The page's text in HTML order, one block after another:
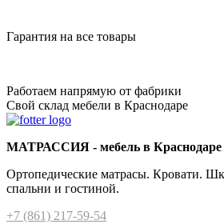
Гарантия на все товары
Работаем напрямую от фабрики
Свой склад мебели в Краснодаре
МАТРАССИЯ - мебель в Краснодаре
Ортопедические матрасы. Кровати.
спальни и гостиной.
+7 (861) 217-59-54